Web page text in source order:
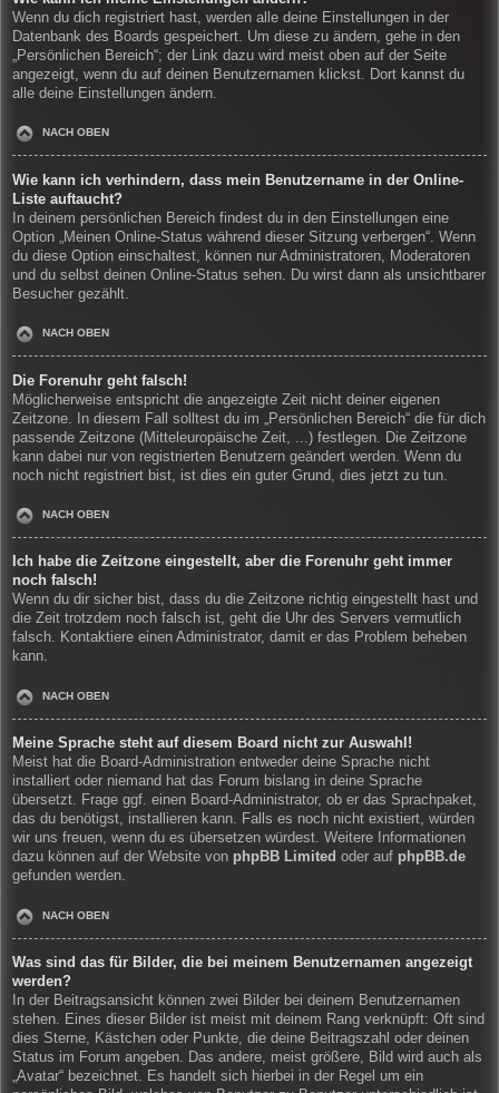
Wenn du dich registriert hast, werden alle deine Einstellungen in der
Datenbank des Boards gespeichert. Um diese zu ändern, gehe in den
„Persönlichen Bereich“; der Link dazu wird meist oben auf der Seite
angezeigt, wenn du auf deinen Benutzernamen klickst. Dort kannst du
alle deine Einstellungen ändern.
NACH OBEN
Wie kann ich verhindern, dass mein Benutzername in der Online-
Liste auftaucht?
In deinem persönlichen Bereich findest du in den Einstellungen eine
Option „Meinen Online-Status während dieser Sitzung verbergen“. Wenn
du diese Option einschaltest, können nur Administratoren, Moderatoren
und du selbst deinen Online-Status sehen. Du wirst dann als unsichtbarer
Besucher gezählt.
NACH OBEN
Die Forenuhr geht falsch!
Möglicherweise entspricht die angezeigte Zeit nicht deiner eigenen
Zeitzone. In diesem Fall solltest du im „Persönlichen Bereich“ die für dich
passende Zeitzone (Mitteleuropäische Zeit, ...) festlegen. Die Zeitzone
kann dabei nur von registrierten Benutzern geändert werden. Wenn du
noch nicht registriert bist, ist dies ein guter Grund, dies jetzt zu tun.
NACH OBEN
Ich habe die Zeitzone eingestellt, aber die Forenuhr geht immer
noch falsch!
Wenn du dir sicher bist, dass du die Zeitzone richtig eingestellt hast und
die Zeit trotzdem noch falsch ist, geht die Uhr des Servers vermutlich
falsch. Kontaktiere einen Administrator, damit er das Problem beheben
kann.
NACH OBEN
Meine Sprache steht auf diesem Board nicht zur Auswahl!
Meist hat die Board-Administration entweder deine Sprache nicht
installiert oder niemand hat das Forum bislang in deine Sprache
übersetzt. Frage ggf. einen Board-Administrator, ob er das Sprachpaket,
das du benötigst, installieren kann. Falls es noch nicht existiert, würden
wir uns freuen, wenn du es übersetzen würdest. Weitere Informationen
dazu können auf der Website von phpBB Limited oder auf phpBB.de
gefunden werden.
NACH OBEN
Was sind das für Bilder, die bei meinem Benutzernamen angezeigt
werden?
In der Beitragsansicht können zwei Bilder bei deinem Benutzernamen
stehen. Eines dieser Bilder ist meist mit deinem Rang verknüpft: Oft sind
dies Sterne, Kästchen oder Punkte, die deine Beitragszahl oder deinen
Status im Forum angeben. Das andere, meist größere, Bild wird auch als
„Avatar“ bezeichnet. Es handelt sich hierbei in der Regel um ein